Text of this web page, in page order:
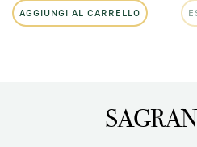
AGGIUNGI AL CARRELLO